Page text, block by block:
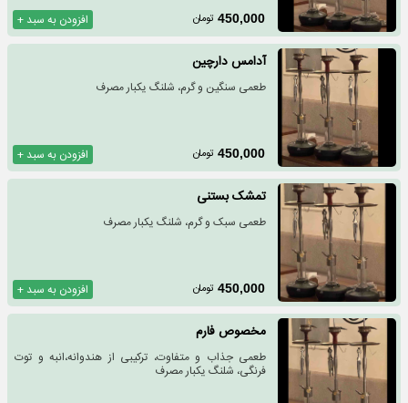
افزودن به سبد + 450,000 تومان
آدامس دارچین
طعمی سنگین و گرم، شلنگ یکبار مصرف
افزودن به سبد + 450,000 تومان
تمشک بستنی
طعمی سبک و گرم، شلنگ یکبار مصرف
افزودن به سبد + 450,000 تومان
مخصوص فارم
طعمی جذاب و متفاوت، ترکیبی از هندوانه،انبه و توت
فرنگی، شلنگ یکبار مصرف